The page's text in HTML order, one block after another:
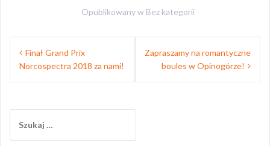
Opublikowany w Bez kategorii
Nawigacja
wpisu
Finał Grand Prix
Norcospectra 2018 za nami!
Zapraszamy na romantyczne
boules w Opinogórze!